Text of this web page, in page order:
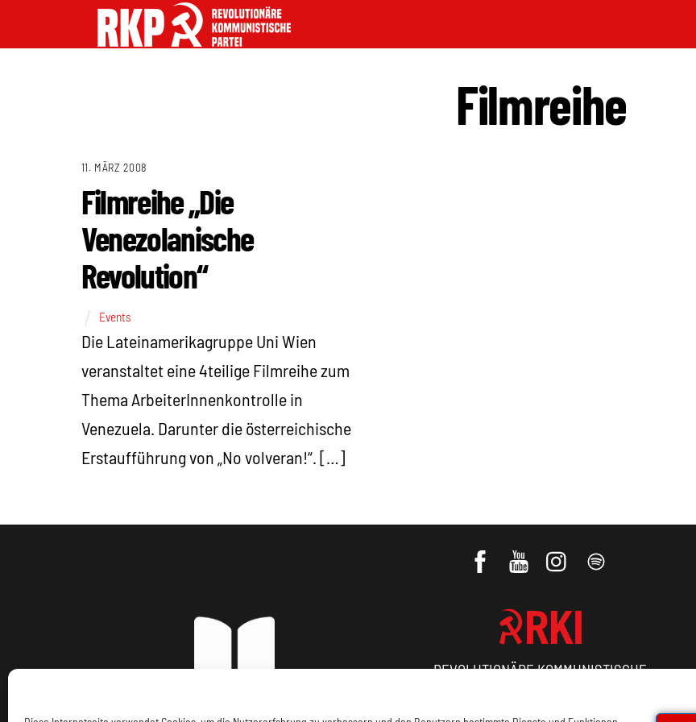
Filmreihe
11. MÄRZ 2008
Filmreihe „Die
Venezolanische
Revolution“
Events
Die Lateinamerikagruppe Uni Wien
veranstaltet eine 4teilige Filmreihe zum
Thema ArbeiterInnenkontrolle in
Venezuela. Darunter die österreichische
Erstaufführung von „No volveran!“. […]
REVOLUTIONÄRE KOMMUNISTISCHE